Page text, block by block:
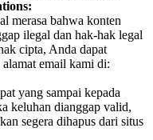
merasa bahwa konten
ilegal dan hak-hak legal
cipta, Anda dapat
email kami di:
yang sampai kepada
keluhan dianggap valid,
segera dihapus dari situs